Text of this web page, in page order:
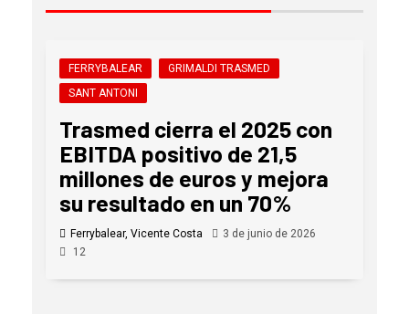
FERRYBALEAR
GRIMALDI TRASMED
SANT ANTONI
Trasmed cierra el 2025 con
EBITDA positivo de 21,5
millones de euros y mejora
su resultado en un 70%
Ferrybalear, Vicente Costa
3 de junio de 2026
12